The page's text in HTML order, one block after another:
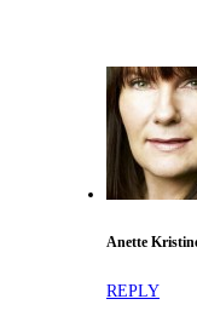
Anette
REPLY